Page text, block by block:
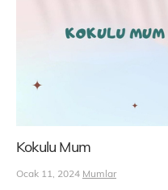
Kokulu Mum
Ocak 11, 2024 Mumlar